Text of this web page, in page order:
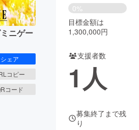
業 チャレンジ
域活性化
Good
CAMPFIRE Creation
と納税
コミュニティ
ニゲー
シェア
コピー
コード
0%
目標金額は
1,300,000円
支援者数
1人
募集終了まで残
り